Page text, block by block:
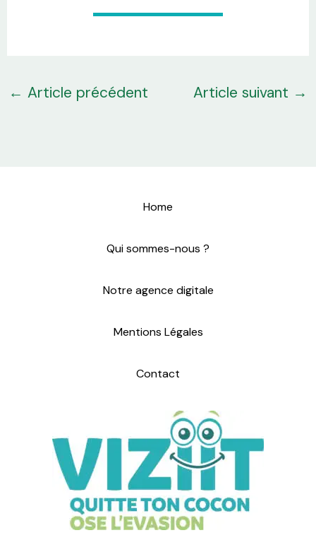
← Article précédent Article suivant →
Home
Qui sommes-nous ?
Notre agence digitale
Mentions Légales
Contact